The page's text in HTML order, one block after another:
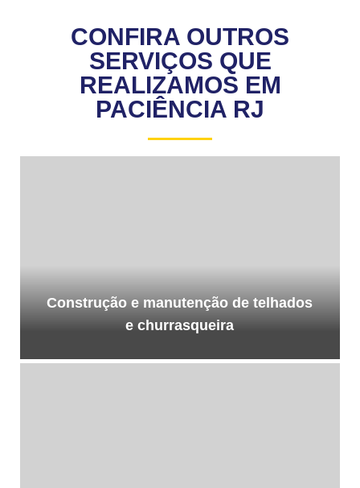
CONFIRA OUTROS
SERVIÇOS QUE
REALIZAMOS EM
PACIÊNCIA RJ
Construção e manutenção de telhados
e churrasqueira